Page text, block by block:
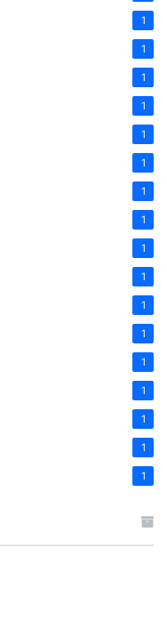
1
1
1
1
1
1
1
1
1
1
1
1
1
1
1
1
1